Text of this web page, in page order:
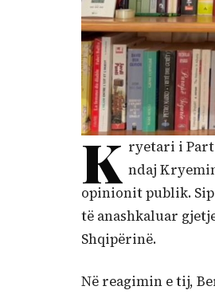
K ryetari i
ndaj
opinionit publik.
të anashkaluar
Shqipërinë.
Në reagimin e tij,